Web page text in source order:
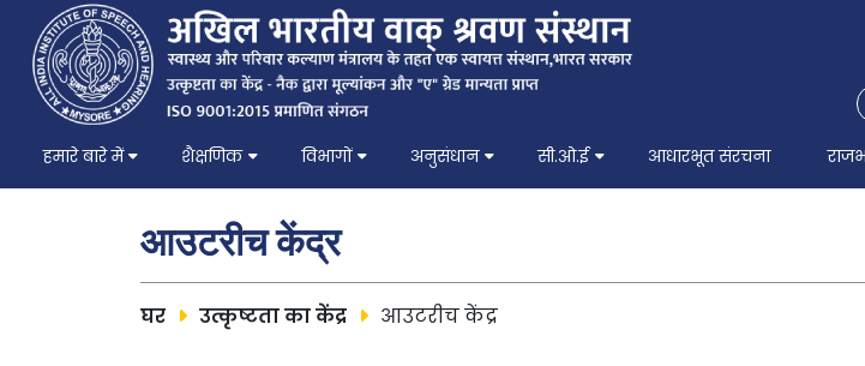
हमारे बारे में शैक्षणिक विभागों अनुसंधान सी.ओ.ई आधारभूत संरचना
आउटरीच केंद्र
घर उत्कृष्टता का केंद्र आउटरीच केंद्र